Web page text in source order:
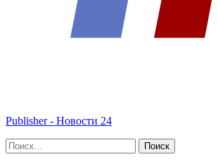
Publisher - Новости 24